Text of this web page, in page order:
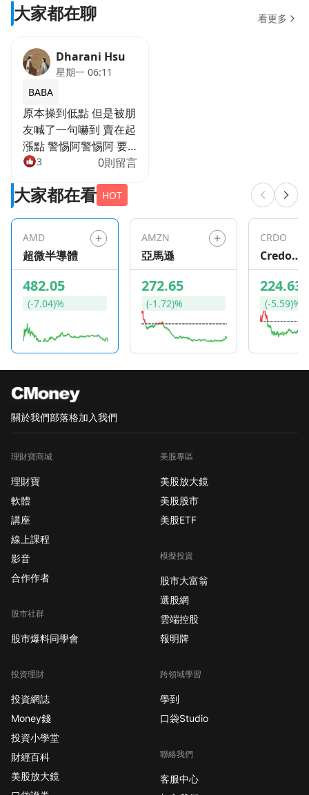
大家都在聊 看更多
Dharani Hsu
星期一 06:11
BABA
原本操到低點 但是被朋
友喊了一句嚇到 賣在起
漲點 警惕阿警惕阿 要
成為只認型態的無情渣
3 0則留言
大家都在看 HOT
AMD
超微半導體
482.05
(-7.04)%
AMZN
亞馬遜
272.65
(-1.72)%
CRDO
Credo
Group
224.63
(-5.59)%
關於我們部落格加入我們
理財寶商城
理財寶
軟體
講座
線上課程
影音
合作作者
股市社群
股市爆料同學會
投資理財
投資網誌
Money錢
投資小學堂
財經百科
美股放大鏡
美股專區
美股放大鏡
美股股市
美股ETF
模擬投資
股市大富翁
選股網
雲端控股
報明牌
跨領域學習
學到
口袋Studio
聯絡我們
客服中心